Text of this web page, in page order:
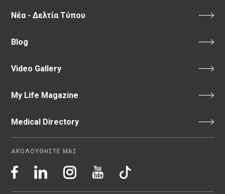
Νέα - Δελτία Τύπου
Blog
Video Gallery
My Life Magazine
Medical Directory
ΑΚΟΛΟΥΘΗΣΤΕ ΜΑΣ